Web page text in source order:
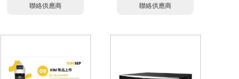
聯絡供應商 聯絡供應商